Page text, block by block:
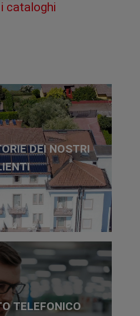
cataloghi
DEI NOSTRI
TELEFONICO